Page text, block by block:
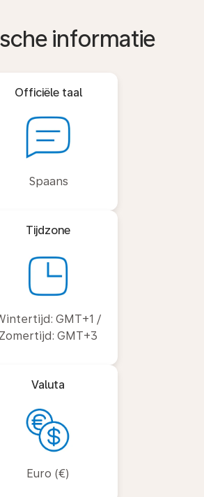
informatie
Officiële taal
Spaans
Tijdzone
GMT+1 /
Zomertijd: GMT+3
Valuta
Euro (€)